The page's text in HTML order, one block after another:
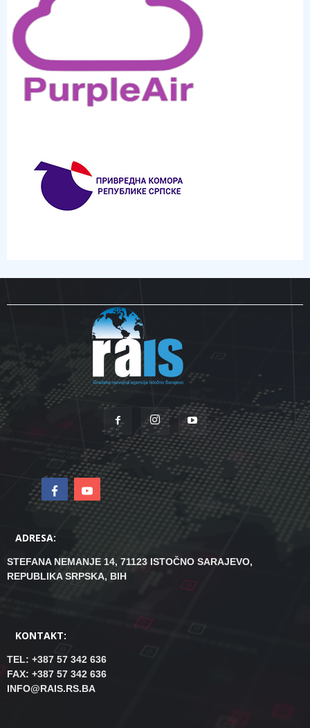
ADRESA:
STEFANA NEMANJE 14, 71123 ISTOČNO SARAJEVO,
REPUBLIKA SRPSKA, BIH
KONTAKT:
TEL: +387 57 342 636
FAX: +387 57 342 636
INFO@RAIS.RS.BA